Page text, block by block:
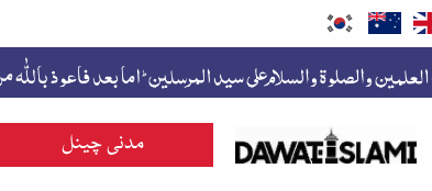
مدنی چینل